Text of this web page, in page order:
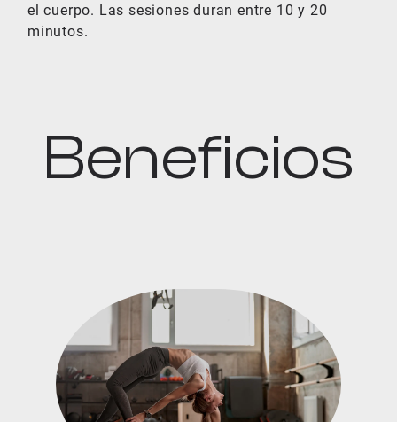
el cuerpo. Las sesiones duran entre 10 y 20
minutos.
Beneficios